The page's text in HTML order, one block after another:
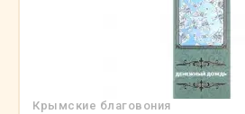
Крымские благовония